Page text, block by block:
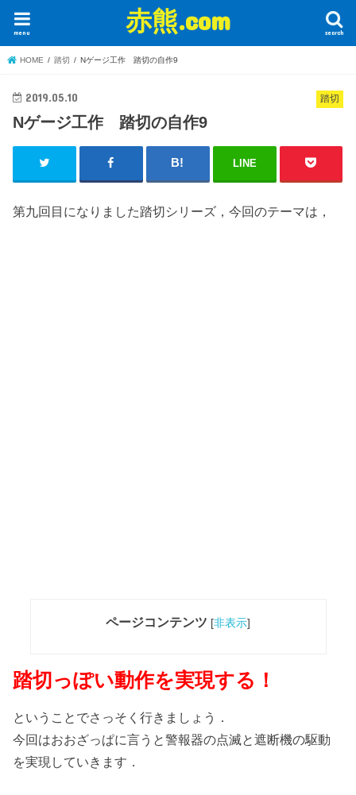
赤熊.com search
menu
HOME 踏切 Nゲージ工作 踏切の自作9
踏切
2019.05.10
Nゲージ工作 踏切の自作9
LINE
第九回目になりました踏切シリーズ，今回のテーマは，
ページコンテンツ [非表示]
踏切っぽい動作を実現する！
ということでさっそく行きましょう．
今回はおおざっぱに言うと警報器の点滅と遮断機の駆動
を実現していきます．